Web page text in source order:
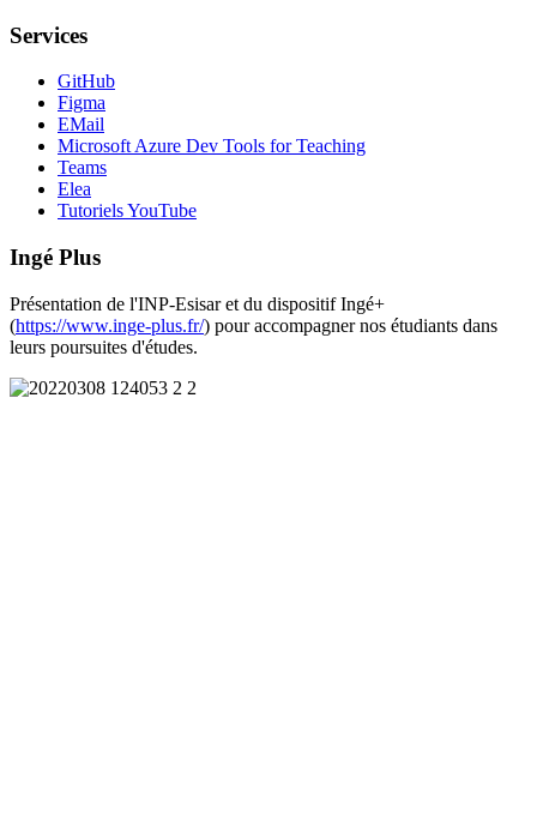
Services
GitHub
Figma
EMail
Microsoft Azure Dev Tools for Teaching
Teams
Elea
Tutoriels YouTube
Ingé Plus
Présentation de l'INP-Esisar et du dispositif Ingé+
(https://www.inge-plus.fr/) pour accompagner nos étudiants dans
leurs poursuites d'études.